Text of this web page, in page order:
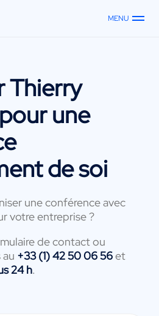
MENU
Thierry
pour une
de soi
une conférence avec
votre entreprise ?
de contact ou
+33 (1) 42 50 06 56et
24 h.